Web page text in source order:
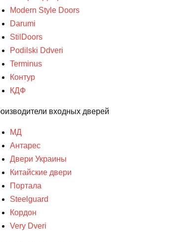
Modern Style Doors
Darumi
StilDoors
Podilski Ddveri
Terminus
Контур
КДФ
входных дверей
МД
Антарес
Двери Украины
Китайские двери
Портала
Steelguard
Кордон
Very Dveri